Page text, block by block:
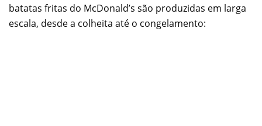
batatas fritas do McDonald’s são produzidas em larga
escala, desde a colheita até o congelamento: